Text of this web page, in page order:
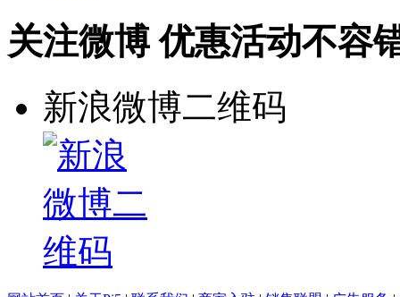
关注微博 优惠活动不容
新浪微博二维码